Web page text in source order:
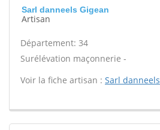
Sarl danneels Gigean
Artisan
Département: 34
Surélévation maçonnerie -
Voir la fiche artisan : Sarl danneels